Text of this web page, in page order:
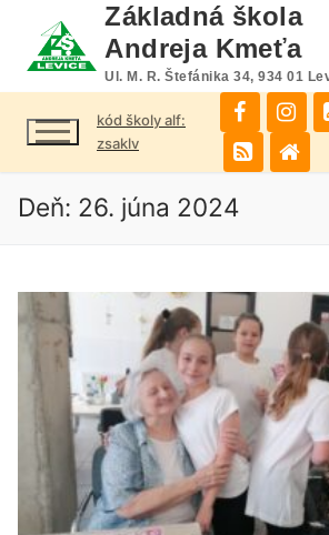
obsah
Základná škola
Andreja Kmeťa
Ul. M. R. Štefánika 34, 934 01
Hľadať:
kód školy alf:
zsaklv
Deň: 26. júna 2024